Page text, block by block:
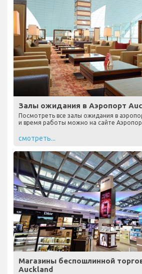
Залы ожидания в Аэропорт
Посмотреть все залы ожидания в
и время работы можно на сайте
смотреть...
Магазины беспошлинной
Auckland